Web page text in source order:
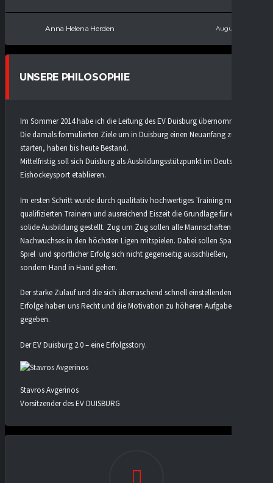
Anna Helena Herden August 28, 2025
UNSERE PHILOSOPHIE
Im Sommer 2014 habe ich die Leitung des EV Duisburg übernommen.
Die damals formulierten Ziele um in Duisburg einen Neuanfang zu
starten, haben bis heute Bestand.
Mittelfristig soll sich Duisburg als Ausbildungsstützpunkt im Deutschen
Eishockeysport etablieren.
Im ersten Schritt wurde durch qualitativ hochwertiges Training mit
qualifizierten Trainern und ausreichend Eiszeit die Grundlage für eine
solide Ausbildung gestellt. Zug um Zug sollen alle Mannschaften des
Nachwuchses in den höchsten Ligen mitspielen. Dabei sollen Spaß am
Spiel und sportlicher Erfolg sich nicht gegenseitig ausschließen,
sondern Hand in Hand gehen.
Der starke Zulauf und die sich überraschend schnell einstellenden
Erfolge haben uns Recht und die Motivation zu höheren Aufgaben
gegeben.
Der EV Duisburg 2.0 – eine Erfolgsstory.
Stavros Avgerinos
Vorsitzender des EV DUISBURG